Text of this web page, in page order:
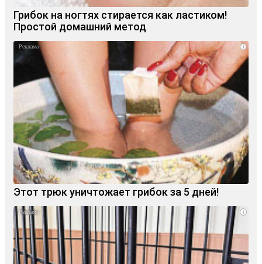
Грибок на ногтях стирается как ластиком!
Простой домашний метод
i
Этот трюк уничтожает грибок за 5 дней!
i